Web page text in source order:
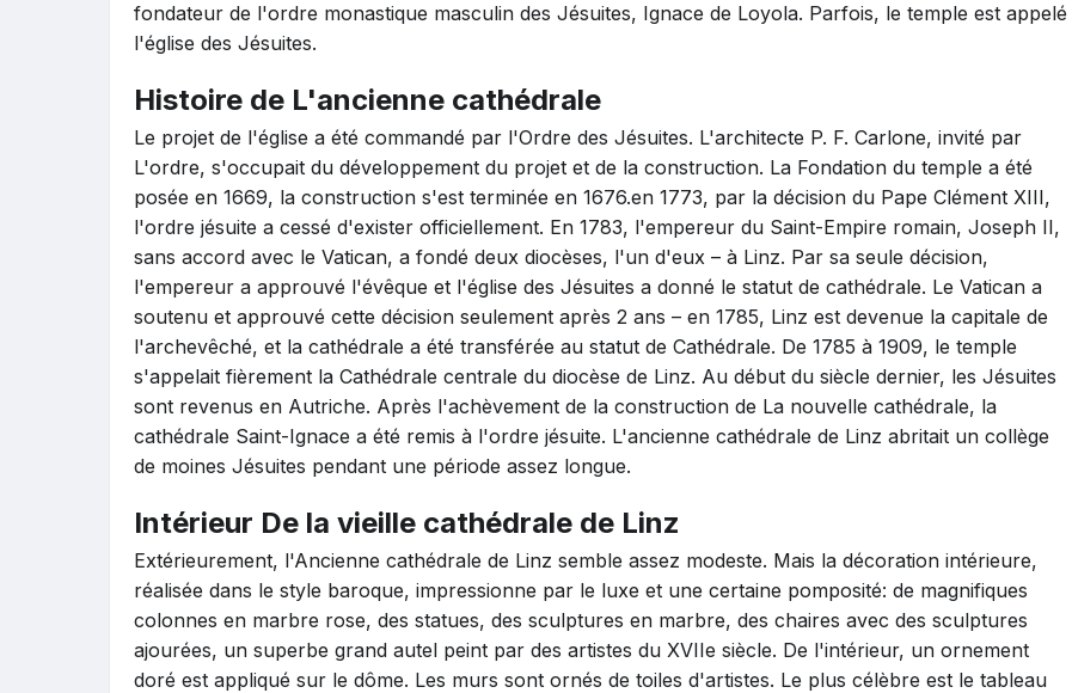
fondateur de l'ordre monastique masculin des Jésuites, Ignace de Loyola. Parfois, le temple est appelé
l'église des Jésuites.
Histoire de L'ancienne cathédrale
Le projet de l'église a été commandé par l'Ordre des Jésuites. L'architecte P. F. Carlone, invité par
L'ordre, s'occupait du développement du projet et de la construction. La Fondation du temple a été
posée en 1669, la construction s'est terminée en 1676.en 1773, par la décision du Pape Clément XIII,
l'ordre jésuite a cessé d'exister officiellement. En 1783, l'empereur du Saint-Empire romain, Joseph II,
sans accord avec le Vatican, a fondé deux diocèses, l'un d'eux – à Linz. Par sa seule décision,
l'empereur a approuvé l'évêque et l'église des Jésuites a donné le statut de cathédrale. Le Vatican a
soutenu et approuvé cette décision seulement après 2 ans – en 1785, Linz est devenue la capitale de
l'archevêché, et la cathédrale a été transférée au statut de Cathédrale. De 1785 à 1909, le temple
s'appelait fièrement la Cathédrale centrale du diocèse de Linz. Au début du siècle dernier, les Jésuites
sont revenus en Autriche. Après l'achèvement de la construction de La nouvelle cathédrale, la
cathédrale Saint-Ignace a été remis à l'ordre jésuite. L'ancienne cathédrale de Linz abritait un collège
de moines Jésuites pendant une période assez longue.
Intérieur De la vieille cathédrale de Linz
Extérieurement, l'Ancienne cathédrale de Linz semble assez modeste. Mais la décoration intérieure,
réalisée dans le style baroque, impressionne par le luxe et une certaine pomposité: de magnifiques
colonnes en marbre rose, des statues, des sculptures en marbre, des chaires avec des sculptures
ajourées, un superbe grand autel peint par des artistes du XVIIe siècle. De l'intérieur, un ornement
doré est appliqué sur le dôme. Les murs sont ornés de toiles d'artistes. Le plus célèbre est le tableau